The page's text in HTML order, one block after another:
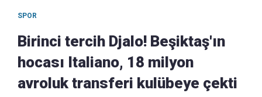
SPOR
Birinci tercih Djalo! Beşiktaş'ın
hocası Italiano, 18 milyon
avroluk transferi kulübeye çekti